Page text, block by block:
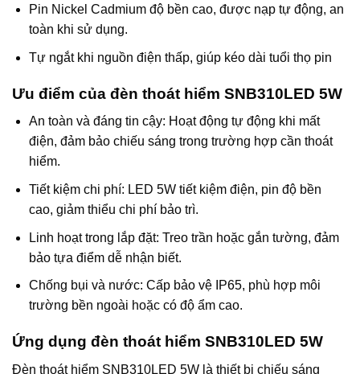
Pin Nickel Cadmium độ bền cao, được nạp tự động, an
toàn khi sử dụng.
Tự ngắt khi nguồn điện thấp, giúp kéo dài tuổi thọ pin
Ưu điểm của đèn thoát hiểm SNB310LED 5W
An toàn và đáng tin cậy: Hoạt động tự động khi mất
điện, đảm bảo chiếu sáng trong trường hợp cần thoát
hiểm.
Tiết kiệm chi phí: LED 5W tiết kiệm điện, pin độ bền
cao, giảm thiểu chi phí bảo trì.
Linh hoạt trong lắp đặt: Treo trần hoặc gắn tường, đảm
bảo tựa điểm dễ nhận biết.
Chống bụi và nước: Cấp bảo vệ IP65, phù hợp môi
trường bền ngoài hoặc có độ ẩm cao.
Ứng dụng đèn thoát hiểm SNB310LED 5W
Đèn thoát hiểm SNB310LED 5W là thiết bị chiếu sáng